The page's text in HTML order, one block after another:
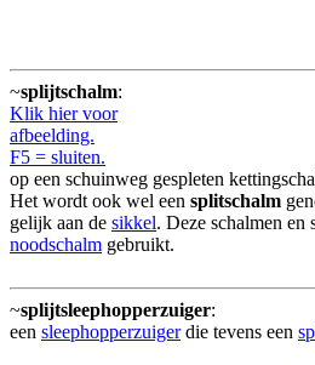
~splijtschalm:
Klik hier voor
afbeelding.
F5 = sluiten.
op een schuinweg gespleten
Het wordt ook wel een splitschalm
gelijk aan de sikkel. Deze schalmen en
noodschalm gebruikt.
~splijtsleephopperzuiger:
een sleephopperzuigerdie tevens een